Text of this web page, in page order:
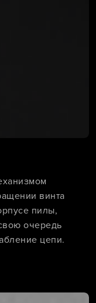
винта
пилы,
очередь
цепи.